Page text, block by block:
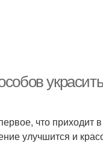
что приходит
улучшится и